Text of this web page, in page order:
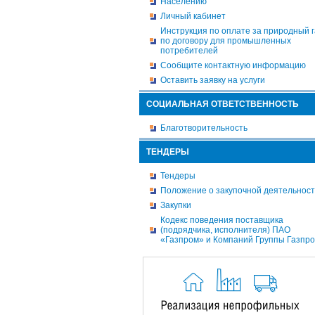
Личный кабинет
Инструкция по оплате за природный
по договору для промышленных
потребителей
Сообщите контактную информацию
Оставить заявку на услуги
СОЦИАЛЬНАЯ ОТВЕТСТВЕННОСТЬ
Благотворительность
ТЕНДЕРЫ
Тендеры
Положение о закупочной
Закупки
Кодекс поведения поставщика
(подрядчика, исполнителя) ПАО
«Газпром» и Компаний Группы